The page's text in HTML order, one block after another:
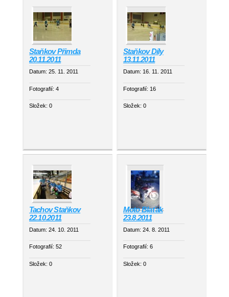
Staňkov Přimda
20.11.2011
Datum: 25. 11. 2011
Fotografií: 4
Složek: 0
Staňkov Díly
13.11.2011
Datum: 16. 11. 2011
Fotografií: 16
Složek: 0
Tachov Staňkov
22.10.2011
Datum: 24. 10. 2011
Fotografií: 52
Složek: 0
Moto Blaťák
23.8.2011
Datum: 24. 8. 2011
Fotografií: 6
Složek: 0